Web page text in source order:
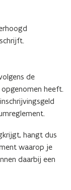
de
heeft.
hangt dus
waarop je
daarbij een